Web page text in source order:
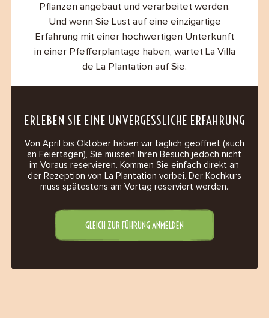
Pflanzen angebaut und verarbeitet werden.
Und wenn Sie Lust auf eine einzigartige
Erfahrung mit einer hochwertigen Unterkunft
in einer Pfefferplantage haben, wartet La Villa
de La Plantation auf Sie.
ERLEBEN SIE EINE UNVERGESSLICHE ERFAHRUNG
Von April bis Oktober haben wir täglich geöffnet (auch
an Feiertagen), Sie müssen Ihren Besuch jedoch nicht
im Voraus reservieren. Kommen Sie einfach direkt an
der Rezeption von La Plantation vorbei. Der Kochkurs
muss spätestens am Vortag reserviert werden.
GLEICH ZUR FÜHRUNG ANMELDEN